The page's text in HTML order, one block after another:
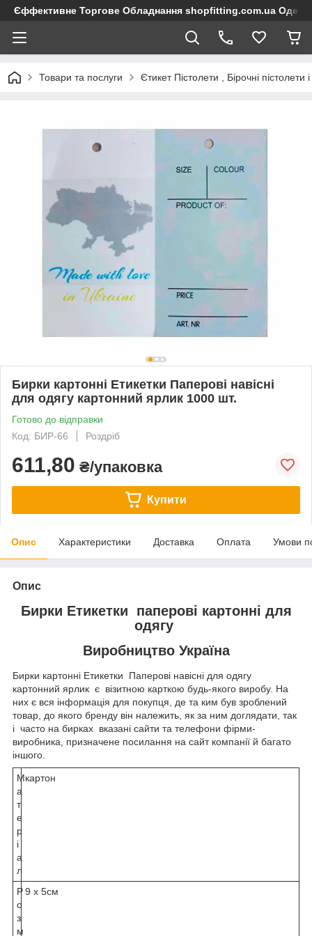
Єффективне Торгове Обладнання shopfitting.com.ua Одеса
Товари та послуги Єтикет Пістолети , Бірочні пістолети
Бирки картонні Етикетки Паперові навісні
для одягу картонний ярлик 1000 шт.
Готово до відправки
Код: БИР-66
Роздріб
611,80 ₴/упаковка
Купити
Опис Характеристики Доставка Оплата Умови
Опис
Бирки Етикетки паперові картонні для
одягу
Виробництво Україна
Бирки картонні Етикетки Паперові навісні для одягу
картонний ярлик є візитною карткою будь-якого виробу. На
них є вся інформація для покупця, де та ким був зроблений
товар, до якого бренду він належить, як за ним доглядати, так
і часто на бирках вказані сайти та телефони фірми-
виробника, призначене посилання на сайт компанії й багато
іншого.
М
а
т
е
р
і
а
л
картон
Р
о
з
м
9 х 5см